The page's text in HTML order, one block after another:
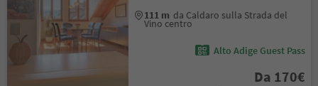
111 m da Caldaro sulla Strada del
Vino centro
Alto Adige Guest Pass
Da 170€